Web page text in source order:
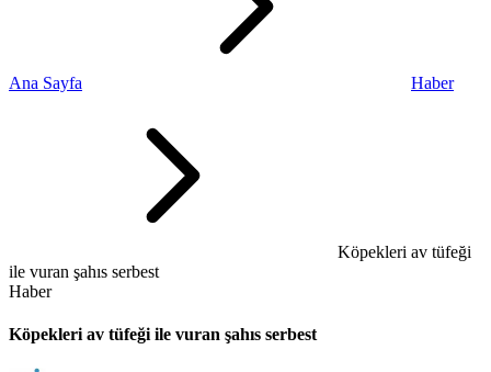
Ana Sayfa Haber
Köpekleri av tüfeği
ile vuran şahıs serbest
Haber
Köpekleri av tüfeği ile vuran şahıs serbest